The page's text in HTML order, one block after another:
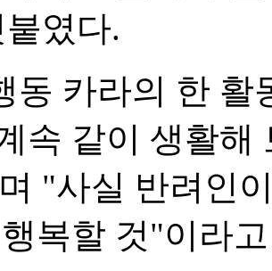
였다.
동 카라의 한
속 같이 생활해
"사실 반려인
복할 것"이라